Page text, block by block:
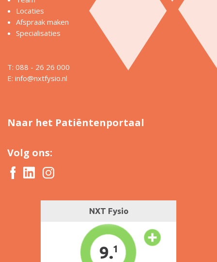
Locaties
Afspraak maken
Specialisaties
T: 088 - 26 26 000
E: info@nxtfysio.nl
Naar het Patiëntenportaal
Volg ons: